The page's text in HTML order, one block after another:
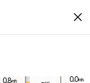
close
0.0m/s
0.8m/s